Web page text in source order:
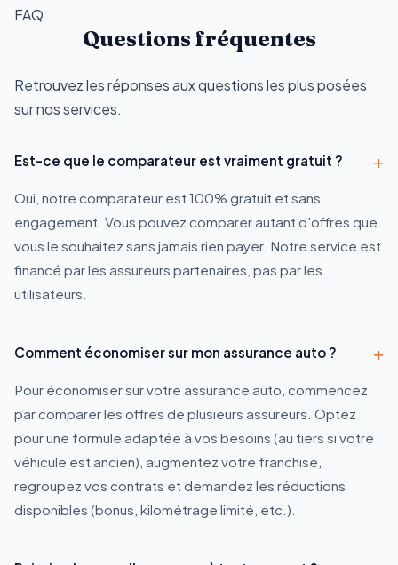
FAQ
Questions fréquentes
Retrouvez les réponses aux questions les plus posées
sur nos services.
Est-ce que le comparateur est vraiment gratuit ? +
Oui, notre comparateur est 100% gratuit et sans
engagement. Vous pouvez comparer autant d'offres que
vous le souhaitez sans jamais rien payer. Notre service est
financé par les assureurs partenaires, pas par les
utilisateurs.
Comment économiser sur mon assurance auto ? +
Pour économiser sur votre assurance auto, commencez
par comparer les offres de plusieurs assureurs. Optez
pour une formule adaptée à vos besoins (au tiers si votre
véhicule est ancien), augmentez votre franchise,
regroupez vos contrats et demandez les réductions
disponibles (bonus, kilométrage limité, etc.).